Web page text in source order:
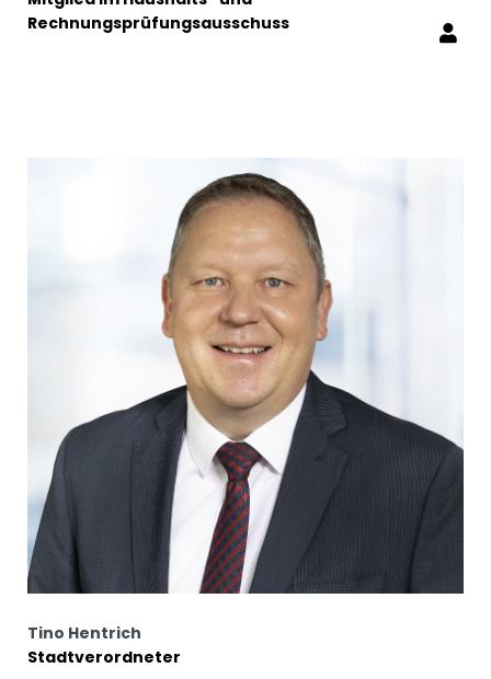
Rechnungsprüfungsausschuss
Tino Hentrich
Stadtverordneter